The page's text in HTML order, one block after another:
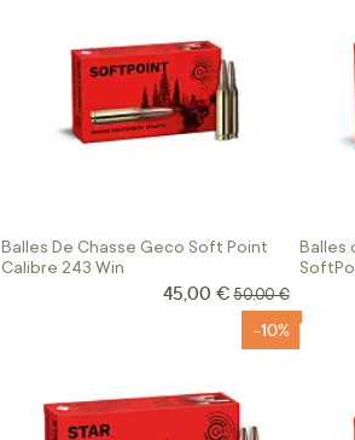
Balles De Chasse Geco Soft Point
Calibre 243 Win
Prix Spécial
45,00 € Prix normal
50,00 €
Balles
-10%